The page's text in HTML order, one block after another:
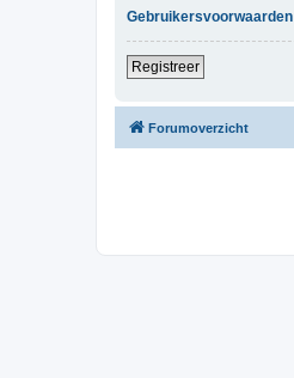
Gebruikersvoorwaarden
Registreer
Forumoverzicht